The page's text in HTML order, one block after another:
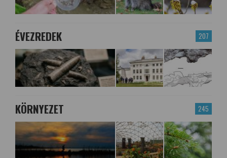
207
ÉVEZREDEK
245
KÖRNYEZET